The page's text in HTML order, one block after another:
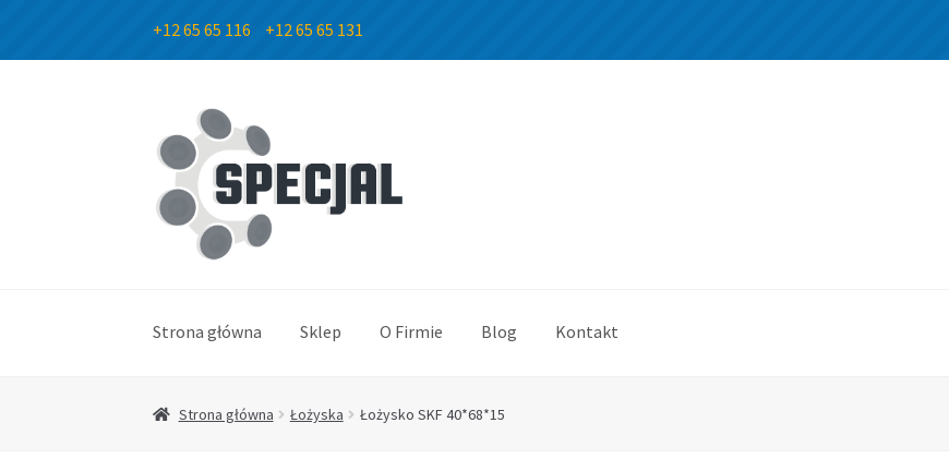
+12 65 65 116 +12 65 65 131
Przejdź
do
nawigacji
Przejdź
do
treści
Strona główna Sklep O Firmie Blog Kontakt
Strona główna Łożyska Łożysko SKF 40*68*15